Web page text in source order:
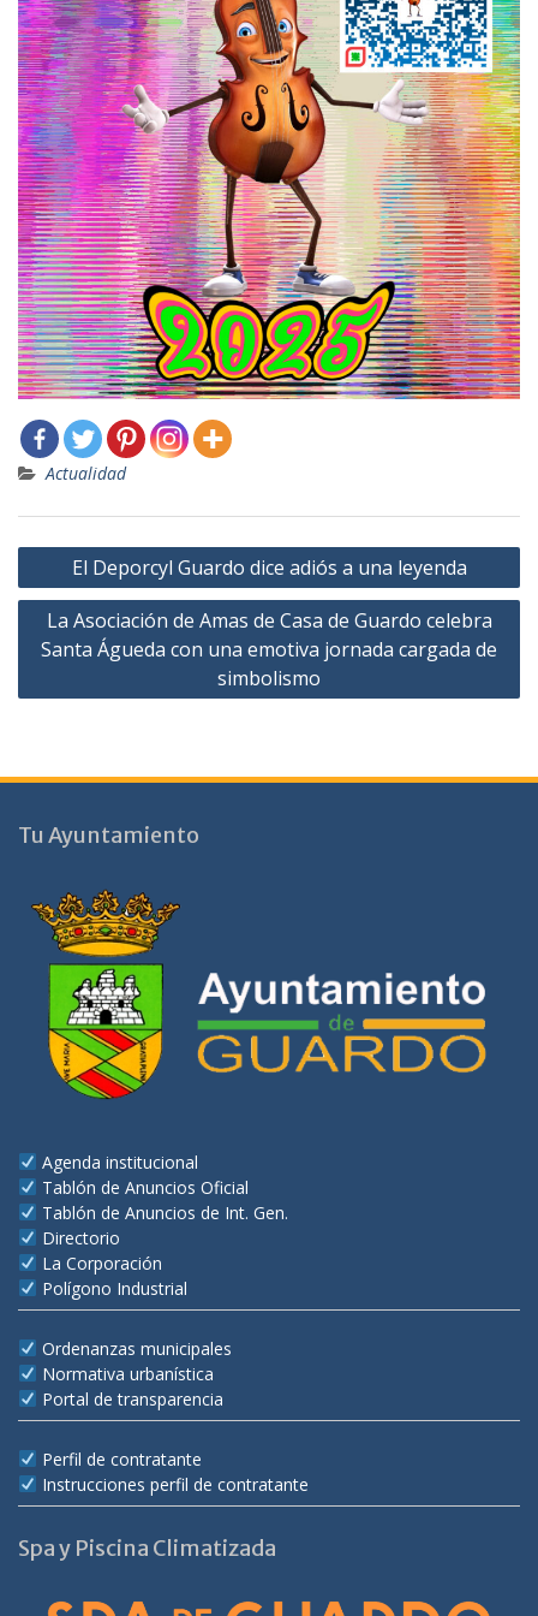
Actualidad
Navegación
de
entradas
El Deporcyl Guardo dice adiós a una leyenda
La Asociación de Amas de Casa de Guardo celebra
Santa Águeda con una emotiva jornada cargada de
simbolismo
Tu Ayuntamiento
Agenda institucional
Tablón de Anuncios Oficial
Tablón de Anuncios de Int. Gen.
Directorio
La Corporación
Polígono Industrial
Ordenanzas municipales
Normativa urbanística
Portal de transparencia
Perfil de contratante
Instrucciones perfil de contratante
Spa y Piscina Climatizada